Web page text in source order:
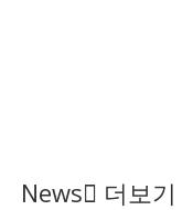
News 더보기